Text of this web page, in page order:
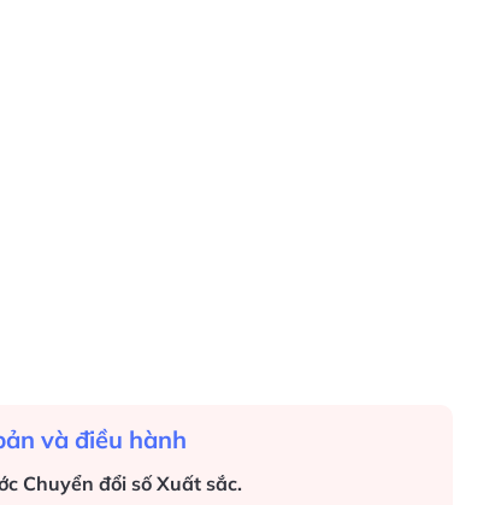
và điều hành
Chuyển đổi số Xuất sắc.